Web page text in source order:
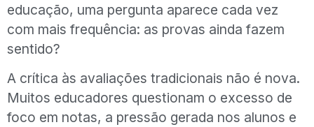
educação, uma pergunta aparece cada vez
com mais frequência: as provas ainda fazem
sentido?
A crítica às avaliações tradicionais não é nova.
Muitos educadores questionam o excesso de
foco em notas, a pressão gerada nos alunos e